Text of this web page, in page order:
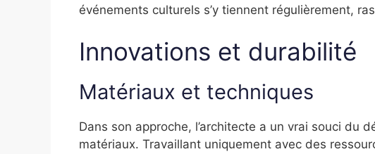
événements culturels s’y tiennent régulièrement,
Innovations et durabilité
Matériaux et techniques
Dans son approche, l’architecte a un vrai souci du
matériaux. Travaillant uniquement avec des